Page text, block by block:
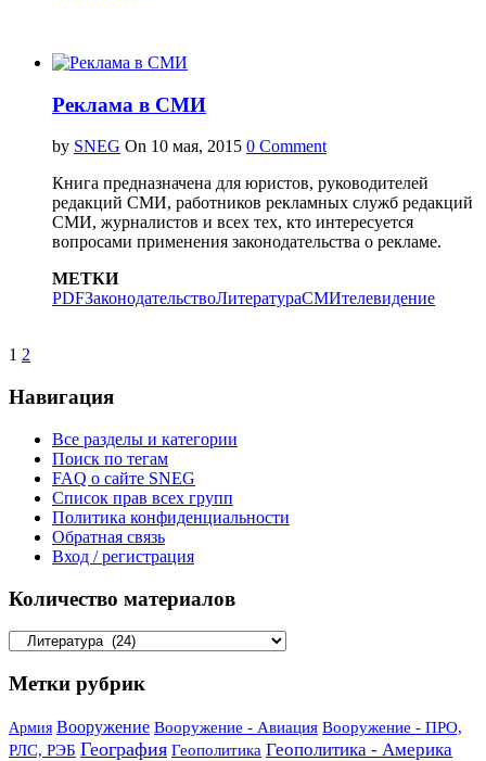
Реклама в СМИ
by SNEG On
0 Comment
Книга предназначена для юристов, руководителей
редакций СМИ, работников рекламных служб редакций
СМИ, журналистов и всех тех, кто интересуется
вопросами применения законодательства о рекламе.
МЕТКИ
PDFЗаконодательствоЛитератураСМИтелевидение
1 2
Навигация
Все разделы и категории
Поиск по тегам
FAQ о сайте SNEG
Список прав всех групп
Политика конфиденциальности
Обратная связь
Вход / регистрация
Количество материалов
Количество
Метки рубрик
Армия Вооружение Вооружение - Авиация Вооружение - ПРО,
РЛС, РЭБ География Геополитика Геополитика - Америка